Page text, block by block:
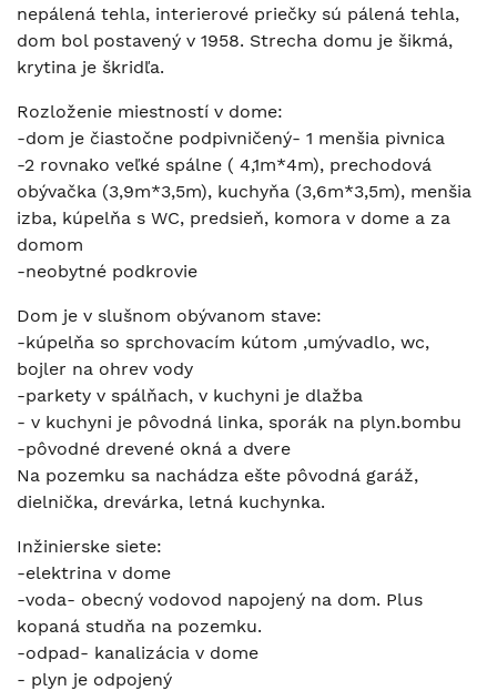
nepálená tehla, interierové priečky sú pálená tehla,
dom bol postavený v 1958. Strecha domu je šikmá,
krytina je škridľa.
Rozloženie miestností v dome:
-dom je čiastočne podpivničený- 1 menšia pivnica
-2 rovnako veľké spálne ( 4,1m*4m), prechodová
obývačka (3,9m*3,5m), kuchyňa (3,6m*3,5m), menšia
izba, kúpelňa s WC, predsieň, komora v dome a za
domom
-neobytné podkrovie
Dom je v slušnom obývanom stave:
-kúpelňa so sprchovacím kútom ,umývadlo, wc,
bojler na ohrev vody
-parkety v spálňach, v kuchyni je dlažba
- v kuchyni je pôvodná linka, sporák na plyn.bombu
-pôvodné drevené okná a dvere
Na pozemku sa nachádza ešte pôvodná garáž,
dielnička, drevárka, letná kuchynka.
Inžinierske siete:
-elektrina v dome
-voda- obecný vodovod napojený na dom. Plus
kopaná studňa na pozemku.
-odpad- kanalizácia v dome
- plyn je odpojený